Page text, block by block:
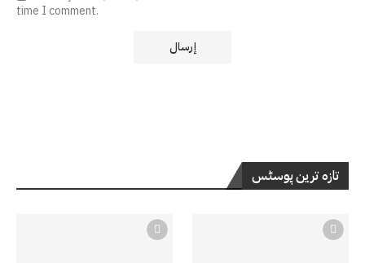
time I comment.
تازہ ترین پوسٹس